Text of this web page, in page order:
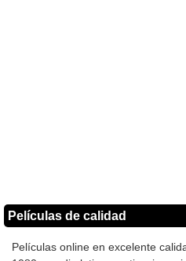
Películas de calidad
Películas online en excelente